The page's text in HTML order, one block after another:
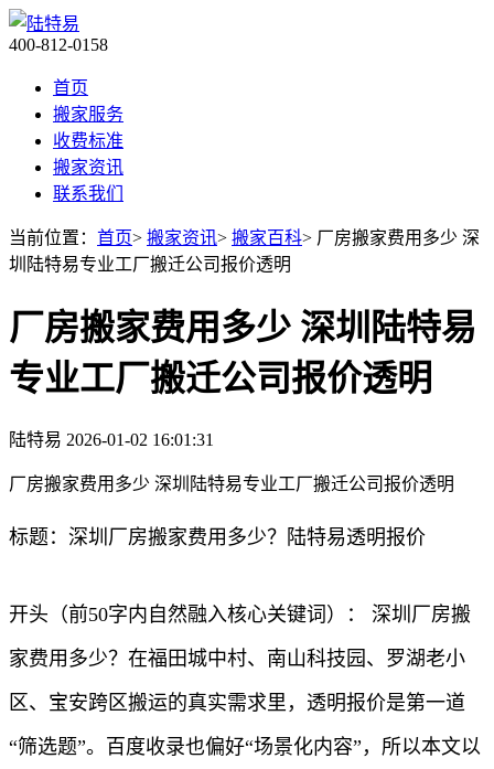
400-812-0158
首页
搬家服务
收费标准
搬家资讯
联系我们
当前位置： 首页> 搬家资讯> 搬家百科> 厂房搬家费用多少 深
圳陆特易专业工厂搬迁公司报价透明
厂房搬家费用多少 深圳陆特易
专业工厂搬迁公司报价透明
陆特易 2026-01-02 16:01:31
厂房搬家费用多少 深圳陆特易专业工厂搬迁公司报价透明
标题：深圳厂房搬家费用多少？陆特易透明报价
开头（前50字内自然融入核心关键词）： 深圳厂房搬
家费用多少？在福田城中村、南山科技园、罗湖老小
区、宝安跨区搬运的真实需求里，透明报价是第一道
“筛选题”。百度收录也偏好“场景化内容”，所以本文以